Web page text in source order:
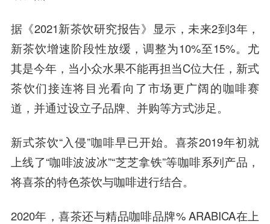
据《2021新茶饮研究报告》显示，未来2到3年，
新茶饮增速阶段性放缓，调整为10%至15%。尤
其是今年，当小众水果不能再担当C位大任，新式
茶饮们接连将目光看向了市场更广阔的咖啡赛
道，并通过设立子品牌、并购等方式涉足。
新式茶饮“入侵”咖啡早已开始。喜茶2019年初就
上线了“咖啡波波冰”“芝芝拿铁”等咖啡系列产品，
将喜茶的特色茶饮与咖啡进行结合。
2020年，喜茶还与精品咖啡品牌% ARABICA在上